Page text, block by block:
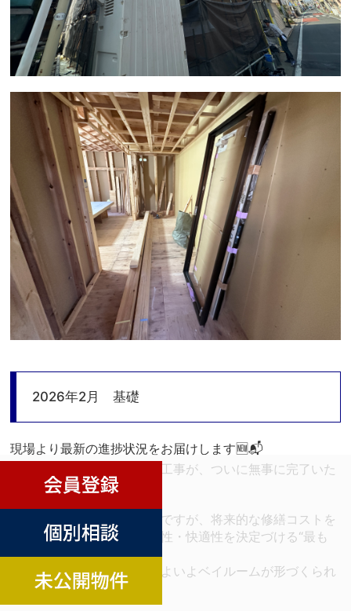
2026年2月 基礎
現場より最新の進捗状況をお届けします🆕📬
昨年11月より着工した基礎工事が、ついに無事に完了いた
しました！
完成後は見えなくなる部分ですが、将来的な修繕コストを
抑え、住まいの寿命・安全性・快適性を決定づける“最も
重要な工程”のひとつです。
この確かな土台の上に、いよいよベイルームが形づくられ
ていきます。